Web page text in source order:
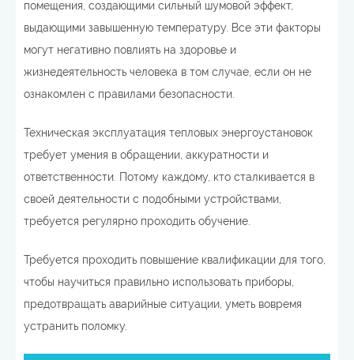
помещения, создающими сильный шумовой эффект,
выдающими завышенную температуру. Все эти факторы
могут негативно повлиять на здоровье и
жизнедеятельность человека в том случае, если он не
ознакомлен с правилами безопасности.
Техническая эксплуатация тепловых энергоустановок
требует умения в обращении, аккуратности и
ответственности. Потому каждому, кто сталкивается в
своей деятельности с подобными устройствами,
требуется регулярно проходить обучение.
Требуется проходить повышение квалификации для того,
чтобы научиться правильно использовать приборы,
предотвращать аварийные ситуации, уметь вовремя
устранить поломку.